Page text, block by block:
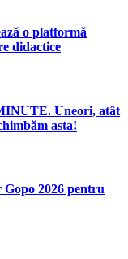
o platformă
didactice
Uneori, atât
asta!
2026 pentru